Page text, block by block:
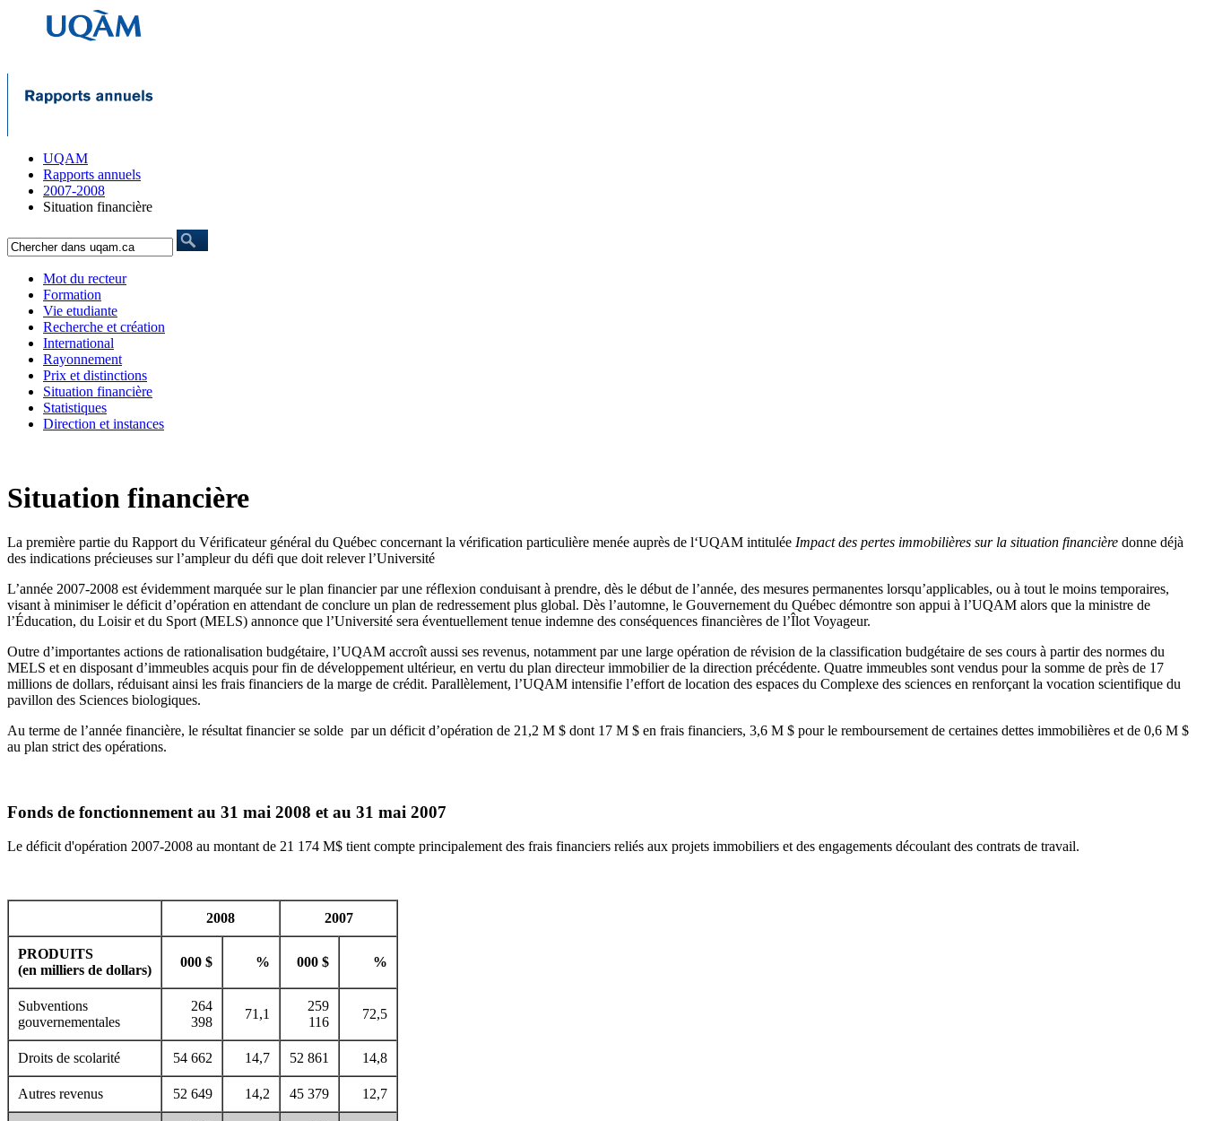
UQAM
Rapports annuels
2007-2008
Situation financière
Mot du recteur
Formation
Vie etudiante
Recherche et création
International
Rayonnement
Prix et distinctions
Situation financière
Statistiques
Direction et instances
Situation financière
La première partie du Rapport du Vérificateur général du Québec concernant la vérification particulière menée auprès de l‘UQAM intitulée Impact des pertes immobilières sur la situation financière donne déjà
des indications précieuses sur l’ampleur du défi que doit relever l’Université
L’année 2007-2008 est évidemment marquée sur le plan financier par une réflexion conduisant à prendre, dès le début de l’année, des mesures permanentes lorsqu’applicables, ou à tout le moins temporaires,
visant à minimiser le déficit d’opération en attendant de conclure un plan de redressement plus global. Dès l’automne, le Gouvernement du Québec démontre son appui à l’UQAM alors que la ministre de
l’Éducation, du Loisir et du Sport (MELS) annonce que l’Université sera éventuellement tenue indemne des conséquences financières de l’Îlot Voyageur.
Outre d’importantes actions de rationalisation budgétaire, l’UQAM accroît aussi ses revenus, notamment par une large opération de révision de la classification budgétaire de ses cours à partir des normes du
MELS et en disposant d’immeubles acquis pour fin de développement ultérieur, en vertu du plan directeur immobilier de la direction précédente. Quatre immeubles sont vendus pour la somme de près de 17
millions de dollars, réduisant ainsi les frais financiers de la marge de crédit. Parallèlement, l’UQAM intensifie l’effort de location des espaces du Complexe des sciences en renforçant la vocation scientifique du
pavillon des Sciences biologiques.
Au terme de l’année financière, le résultat financier se solde par un déficit d’opération de 21,2 M $ dont 17 M $ en frais financiers, 3,6 M $ pour le remboursement de certaines dettes immobilières et de 0,6 M $
au plan strict des opérations.
Fonds de fonctionnement au 31 mai 2008 et au 31 mai 2007
Le déficit d'opération 2007-2008 au montant de 21 174 M$ tient compte principalement des frais financiers reliés aux projets immobiliers et des engagements découlant des contrats de travail.
2008 2007
PRODUITS
(en milliers de dollars)
000 $ % 000 $ %
Subventions
gouvernementales
264
398
71,1
259
116
72,5
Droits de scolarité 54 662 14,7 52 861 14,8
Autres revenus 52 649 14,2 45 379 12,7